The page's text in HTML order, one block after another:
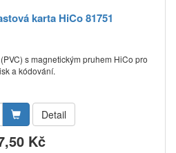
karta HiCo 81751
s magnetickým pruhem HiCo pro
a kódování.
Detail
Kč